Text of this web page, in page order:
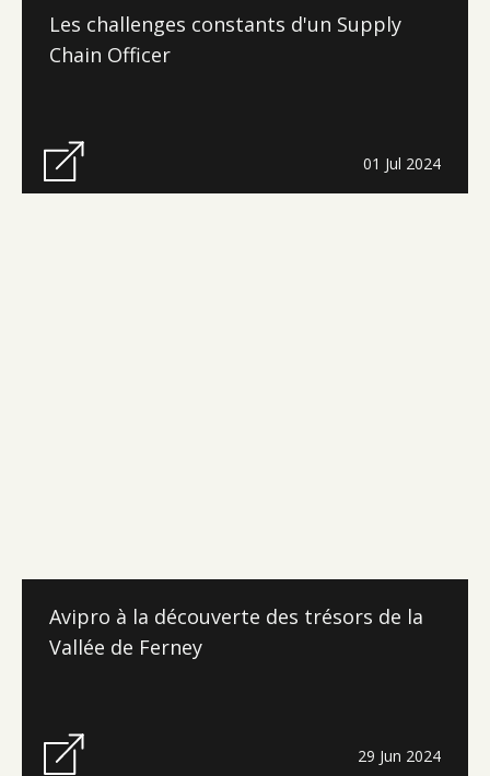
Les challenges constants d'un Supply
Chain Officer
01 Jul 2024
Avipro à la découverte des trésors de la
Vallée de Ferney
29 Jun 2024